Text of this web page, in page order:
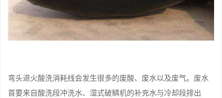
弯头退火酸洗消耗线会发生很多的废酸、废水以及废气。废水
首要来自酸洗段冲洗水、湿式破鳞机的补充水与冷却段排出